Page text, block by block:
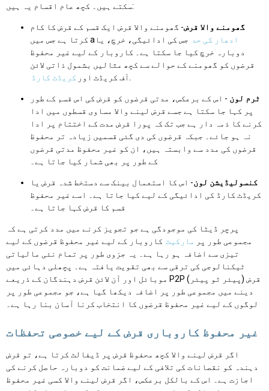
سکتے ہیں۔ کچھ عام اقسام یہ ہیں:
گھومنے والا قرض- گھومنے والا قرض ایک قسم کے قرض کا کام
کرتا ہے جس میں a
ادھار کی حد جس کی ادائیگی، خرچ، یا
دوبارہ خرچ کیا جا سکتا ہے۔ کاروبار کے لیے غیر محفوظ
قرضوں کو گھومنے کے حوالے سے کچھ مثالیں بشمول ذاتی لائن
آف کریڈٹ اور کریڈٹ کارڈ
ٹرم لون - اس کے برعکس، مدتی قرضوں کو قرض کی اس قسم کے طور
پر کہا جا سکتا ہے جسے قرض لینے والا مساوی قسطوں میں ادا
کرنے کا ذمہ دار ہے جب تک کہ پورا قرض مدت کے اختتام پر ادا
نہ ہو جائے۔ جبکہ قرضوں کی دی گئی قسمیں زیادہ تر محفوظ
قرضوں کی مدد سے وابستہ ہیں، ان کو غیر محفوظ مدتی قرضوں
کے طور پر بھی شمار کیا جاتا ہے۔
کنسولیڈیشن لون- اس کا استعمال بینک سے دستخط شدہ قرض یا
کریڈٹ کارڈ کی ادائیگی کے لیے کیا جاتا ہے۔ اسے غیر محفوظ
قسم کا قرض کہا جاتا ہے۔
پرچر ڈیٹا کی موجودگی ہے جو تجویز کرنے میں مدد کرتی ہے کہ
مجموعی طور پر مارکیٹ کاروبار کے لیے غیر محفوظ قرضوں کے لیے
تیزی سے اضافہ ہو رہا ہے۔ یہ جزوی طور پر تمام نئی مالیاتی
ٹیکنالوجی کی ترقی سے بھی تقویت یافتہ ہے۔ پچھلی دہائی میں
موبائل اور آن لائن قرض دہندگان کے ذریعے P2P (پیئر ٹو پیئر) قرض
دینے میں مجموعی طور پر اضافہ دیکھا گیا ہے، جو مجموعی طور پر
لوگوں کے لیے غیر محفوظ قرضوں کا انتخاب کرنا آسان بنا رہا ہے۔
غیر محفوظ کاروباری قرض کے لیے خصوصی تحفظات
اگر قرض لینے والا کچھ محفوظ قرض پر ڈیفالٹ کرتا ہے، تو قرض
دہندہ کو نقصانات کی تلافی کے لیے ضمانت کو دوبارہ حاصل کرنے کی
اجازت ہے۔ اس کے بالکل برعکس، اگر قرض لینے والا کسی غیر محفوظ